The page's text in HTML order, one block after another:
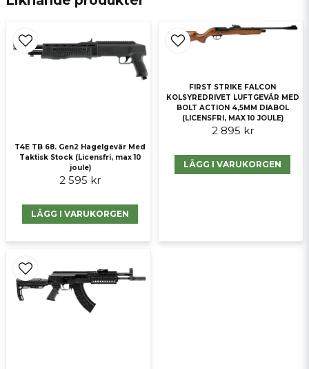
Ja, ni får publicera min fråga
Skicka fråga
T4E TB 68. Gen2 Hagelgevär Med
Taktisk Stock (Licensfri, max 10
joule)
2 595 kr
LÄGG I VARUKORGEN
FIRST STRIKE FALCON
KOLSYREDRIVET LUFTGEVÄR MED
BOLT ACTION 4,5MM DIABOL
(LICENSFRI, MAX 10 JOULE)
2 895 kr
LÄGG I VARUKORGEN